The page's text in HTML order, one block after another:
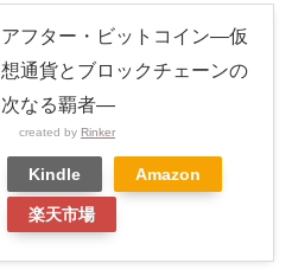
アフター・ビットコイン―仮
想通貨とブロックチェーンの
次なる覇者―
created by Rinker
Kindle Amazon
楽天市場